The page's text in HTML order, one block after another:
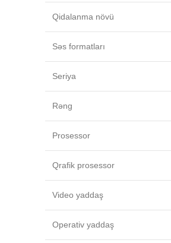
Qidalanma növü
Səs formatları
Seriya
Rəng
Prosessor
Qrafik prosessor
Video yaddaş
Operativ yaddaş